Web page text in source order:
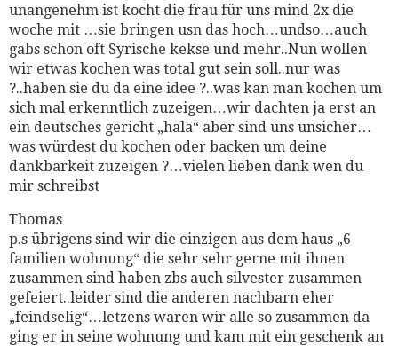
unangenehm ist kocht die frau für uns mind 2x die
woche mit …sie bringen usn das hoch…undso…auch
gabs schon oft Syrische kekse und mehr..Nun wollen
wir etwas kochen was total gut sein soll..nur was
?..haben sie du da eine idee ?..was kan man kochen um
sich mal erkenntlich zuzeigen…wir dachten ja erst an
ein deutsches gericht „hala“ aber sind uns unsicher…
was würdest du kochen oder backen um deine
dankbarkeit zuzeigen ?…vielen lieben dank wen du
mir schreibst
Thomas
p.s übrigens sind wir die einzigen aus dem haus „6
familien wohnung“ die sehr sehr gerne mit ihnen
zusammen sind haben zbs auch silvester zusammen
gefeiert..leider sind die anderen nachbarn eher
„feindselig“…letzens waren wir alle so zusammen da
ging er in seine wohnung und kam mit ein geschenk an